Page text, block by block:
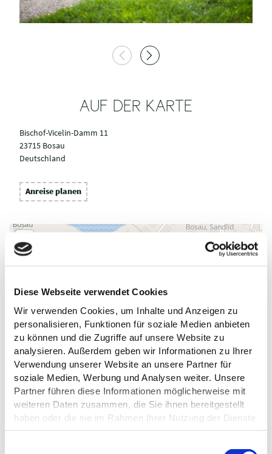
Diese Webseite verwendet Cookies
Wir verwenden Cookies, um Inhalte und Anzeigen zu
personalisieren, Funktionen für soziale Medien anbieten
zu können und die Zugriffe auf unsere Website zu
analysieren. Außerdem geben wir Informationen zu Ihrer
Verwendung unserer Website an unsere Partner für
soziale Medien, Werbung und Analysen weiter. Unsere
Partner führen diese Informationen möglicherweise mit
weiteren Daten zusammen, die Sie ihnen bereitgestellt
haben oder die sie im Rahmen Ihrer Nutzung der Dienste
gesammelt haben.
AUF DER KARTE
Bischof-Vicelin-Damm 11
23715 Bosau
Deutschland
Anreise planen